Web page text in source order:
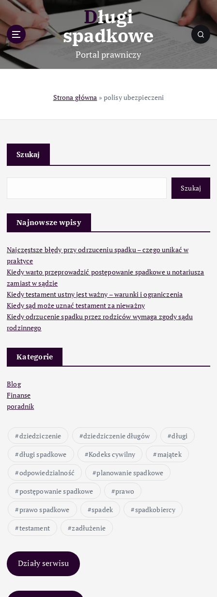
p
o
c
Długi
spadkowe
Portal prawniczy
Strona główna » polisy ubezpieczeni
Szukaj
Szukaj
Najnowsze wpisy
Najczęstsze błędy przy odrzuceniu spadku – czego unikać w
praktyce
Kiedy warto przeprowadzić postępowanie spadkowe u notariusza
zamiast w sądzie
Kiedy testament ustny jest ważny – warunki i ograniczenia
Kiedy sąd może uznać testament za nieważny
Kiedy odrzucenie spadku przez rodziców wymaga zgody sądu
rodzinnego
Kategorie
Blog
Finanse
poradnik
dziedziczenie dziedziczenie długów
długi
długi spadkowe
Kodeks cywilny
majątek
odpowiedzialność
planowanie spadkowe
postępowanie spadkowe
prawo
prawo spadkowe
spadek
spadkobiercy
testament
zadłużenie
Działy serwisu